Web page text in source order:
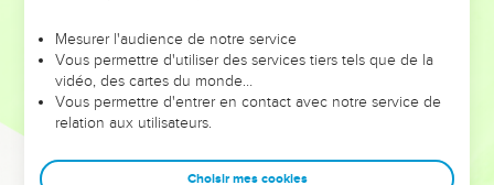
leur foi ou leur vision. Mais on voit moins les doutes, les erreurs
et les saisons difficiles qu'ils ont traversés, alors même que ce
sont elles qui les ont façonnés.
Dans cette conférence, leaders, entrepreneurs, et responsables
clés pour avancer avec plus de sagesse afin que leurs erreurs
Mesurer l'audience de notre service
Vous permettre d'utiliser des services tiers tels que de la
vidéo, des cartes du monde…
Vous permettre d'entrer en contact avec notre service de
relation aux utilisateurs.
Choisir mes cookies